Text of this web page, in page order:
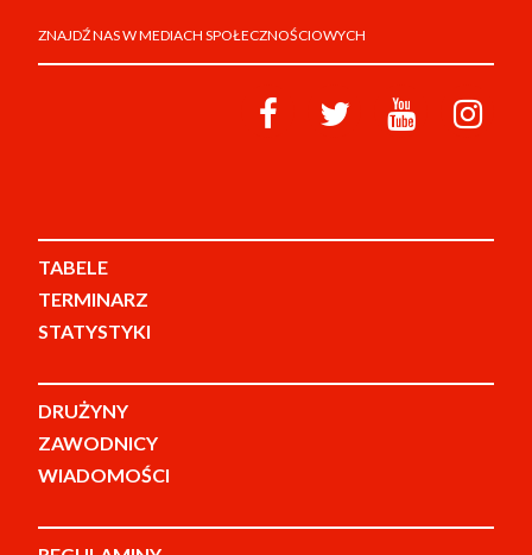
ZNAJDŹ NAS W MEDIACH SPOŁECZNOŚCIOWYCH
TABELE
TERMINARZ
STATYSTYKI
DRUŻYNY
ZAWODNICY
WIADOMOŚCI